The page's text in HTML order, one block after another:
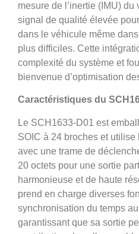
mesure de l’inertie (IMU)
signal de qualité élevée
dans le véhicule même
plus difficiles. Cette
complexité du système et
bienvenue d’optimisation
Caractéristiques du
Le SCH1633-D01 est
SOIC à 24 broches et utilise
avec une trame de
20 octets pour une sortie
harmonieuse et de haute
prend en charge diverses
synchronisation du temps
garantissant que sa sortie